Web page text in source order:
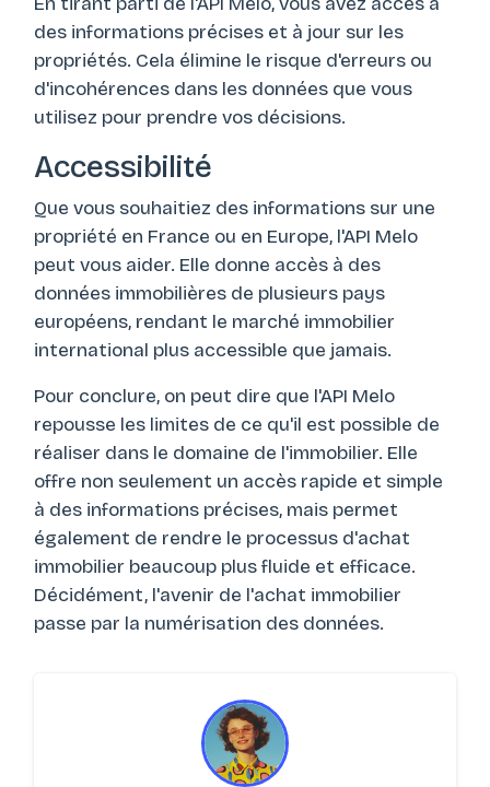
des informations précises et à jour sur les
propriétés. Cela élimine le risque d'erreurs ou
d'incohérences dans les données que vous
utilisez pour prendre vos décisions.
Accessibilité
Que vous souhaitiez des informations sur une
propriété en France ou en Europe, l'API Melo
peut vous aider. Elle donne accès à des
données immobilières de plusieurs pays
européens, rendant le marché immobilier
international plus accessible que jamais.
Pour conclure, on peut dire que l'API Melo
repousse les limites de ce qu'il est possible de
réaliser dans le domaine de l'immobilier. Elle
offre non seulement un accès rapide et simple
à des informations précises, mais permet
également de rendre le processus d'achat
immobilier beaucoup plus fluide et efficace.
Décidément, l'avenir de l'achat immobilier
passe par la numérisation des données.